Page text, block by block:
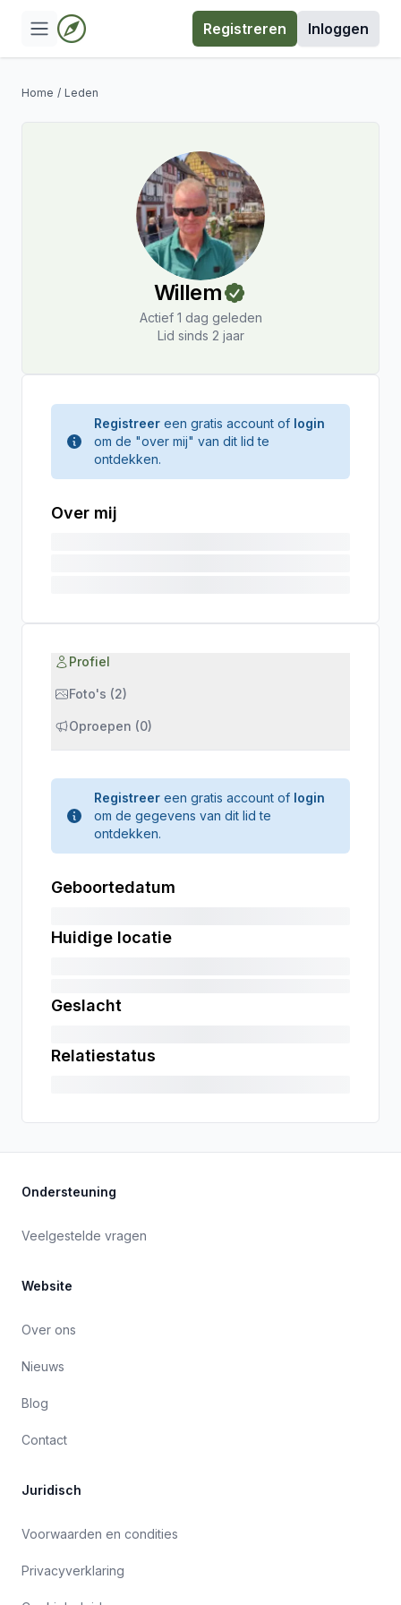
Registreren Inloggen
Home / Leden
Willem
Actief 1 dag geleden
Lid sinds 2 jaar
Registreer een gratis account of login
om de "over mij" van dit lid te
ontdekken.
Over mij
Profiel
Foto's (2)
Oproepen (0)
Registreer een gratis account of login
om de gegevens van dit lid te
ontdekken.
Geboortedatum
Huidige locatie
Geslacht
Relatiestatus
Ondersteuning
Veelgestelde vragen
Website
Over ons
Nieuws
Blog
Contact
Juridisch
Voorwaarden en condities
Privacyverklaring